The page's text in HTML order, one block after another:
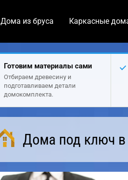
Дома из бруса Каркасные
Готовим материалы сами
Отбираем древесину и
подготавливаем детали
домокомплекта.
Дома под ключ в